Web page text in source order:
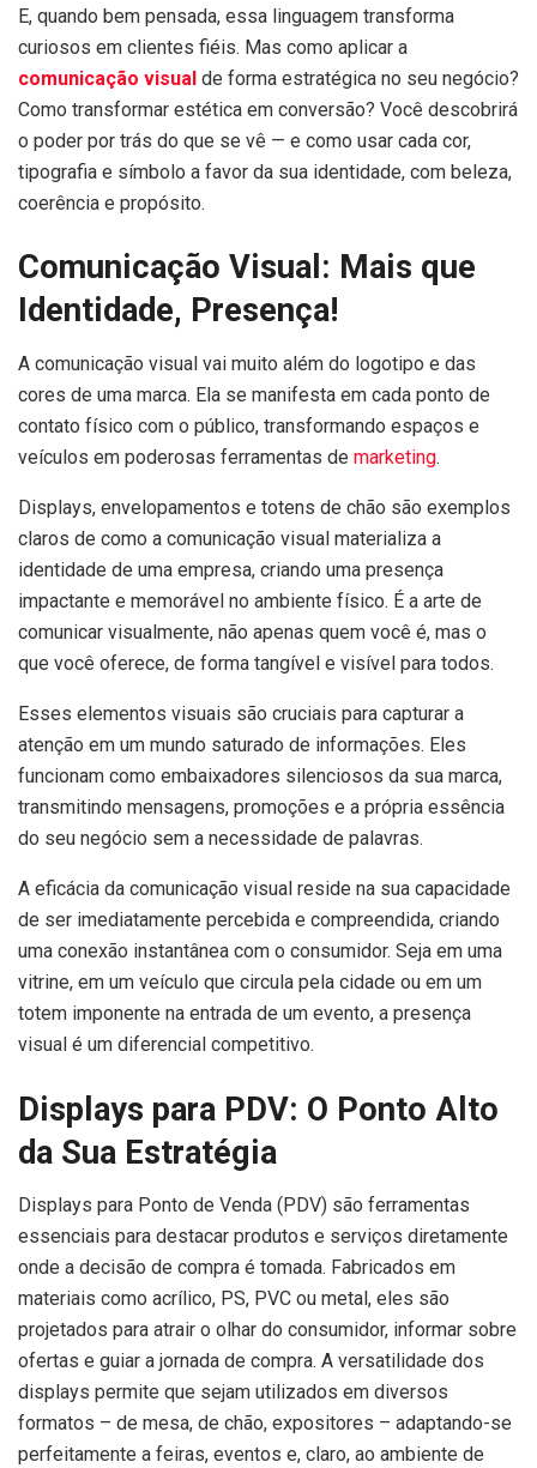
E, quando bem pensada, essa linguagem transforma
curiosos em clientes fiéis. Mas como aplicar a
comunicação visual de forma estratégica no seu negócio?
Como transformar estética em conversão? Você descobrirá
o poder por trás do que se vê — e como usar cada cor,
tipografia e símbolo a favor da sua identidade, com beleza,
coerência e propósito.
Comunicação Visual: Mais que
Identidade, Presença!
A comunicação visual vai muito além do logotipo e das
cores de uma marca. Ela se manifesta em cada ponto de
contato físico com o público, transformando espaços e
veículos em poderosas ferramentas de marketing.
Displays, envelopamentos e totens de chão são exemplos
claros de como a comunicação visual materializa a
identidade de uma empresa, criando uma presença
impactante e memorável no ambiente físico. É a arte de
comunicar visualmente, não apenas quem você é, mas o
que você oferece, de forma tangível e visível para todos.
Esses elementos visuais são cruciais para capturar a
atenção em um mundo saturado de informações. Eles
funcionam como embaixadores silenciosos da sua marca,
transmitindo mensagens, promoções e a própria essência
do seu negócio sem a necessidade de palavras.
A eficácia da comunicação visual reside na sua capacidade
de ser imediatamente percebida e compreendida, criando
uma conexão instantânea com o consumidor. Seja em uma
vitrine, em um veículo que circula pela cidade ou em um
totem imponente na entrada de um evento, a presença
visual é um diferencial competitivo.
Displays para PDV: O Ponto Alto
da Sua Estratégia
Displays para Ponto de Venda (PDV) são ferramentas
essenciais para destacar produtos e serviços diretamente
onde a decisão de compra é tomada. Fabricados em
materiais como acrílico, PS, PVC ou metal, eles são
projetados para atrair o olhar do consumidor, informar sobre
ofertas e guiar a jornada de compra. A versatilidade dos
displays permite que sejam utilizados em diversos
formatos – de mesa, de chão, expositores – adaptando-se
perfeitamente a feiras, eventos e, claro, ao ambiente de